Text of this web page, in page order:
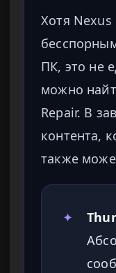
Хотя Nexus
ПК, это не
можно
Repair. В
контента,
также
✦